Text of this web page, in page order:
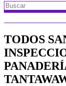
TODOS